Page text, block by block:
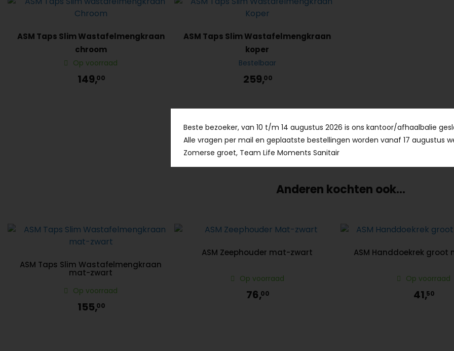
ASM Taps Slim Wastafelmengkraan
chroom
Op voorraad
149,00
ASM Taps Slim Wastafelmengkraan
koper
Bestelbaar
259,00
Anderen kochten ook...
ASM Taps Slim Wastafelmengkraan
mat-zwart
Op voorraad
155,00
ASM Zeephouder mat-zwart
Op voorraad
76,00
ASM Handdoekrek
Op voorraad
41,50
Beste bezoeker, van 10 t/m 14 augustus 2026 is ons kantoor/afhaalbalie
Alle vragen per mail en geplaatste bestellingen worden vanaf 17 augustus
Zomerse groet, Team Life Moments Sanitair